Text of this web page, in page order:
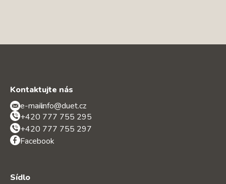
Kontaktujte nás
e-mail:info@duet.cz
+420 777 755 295
+420 777 755 297
Facebook
Sídlo